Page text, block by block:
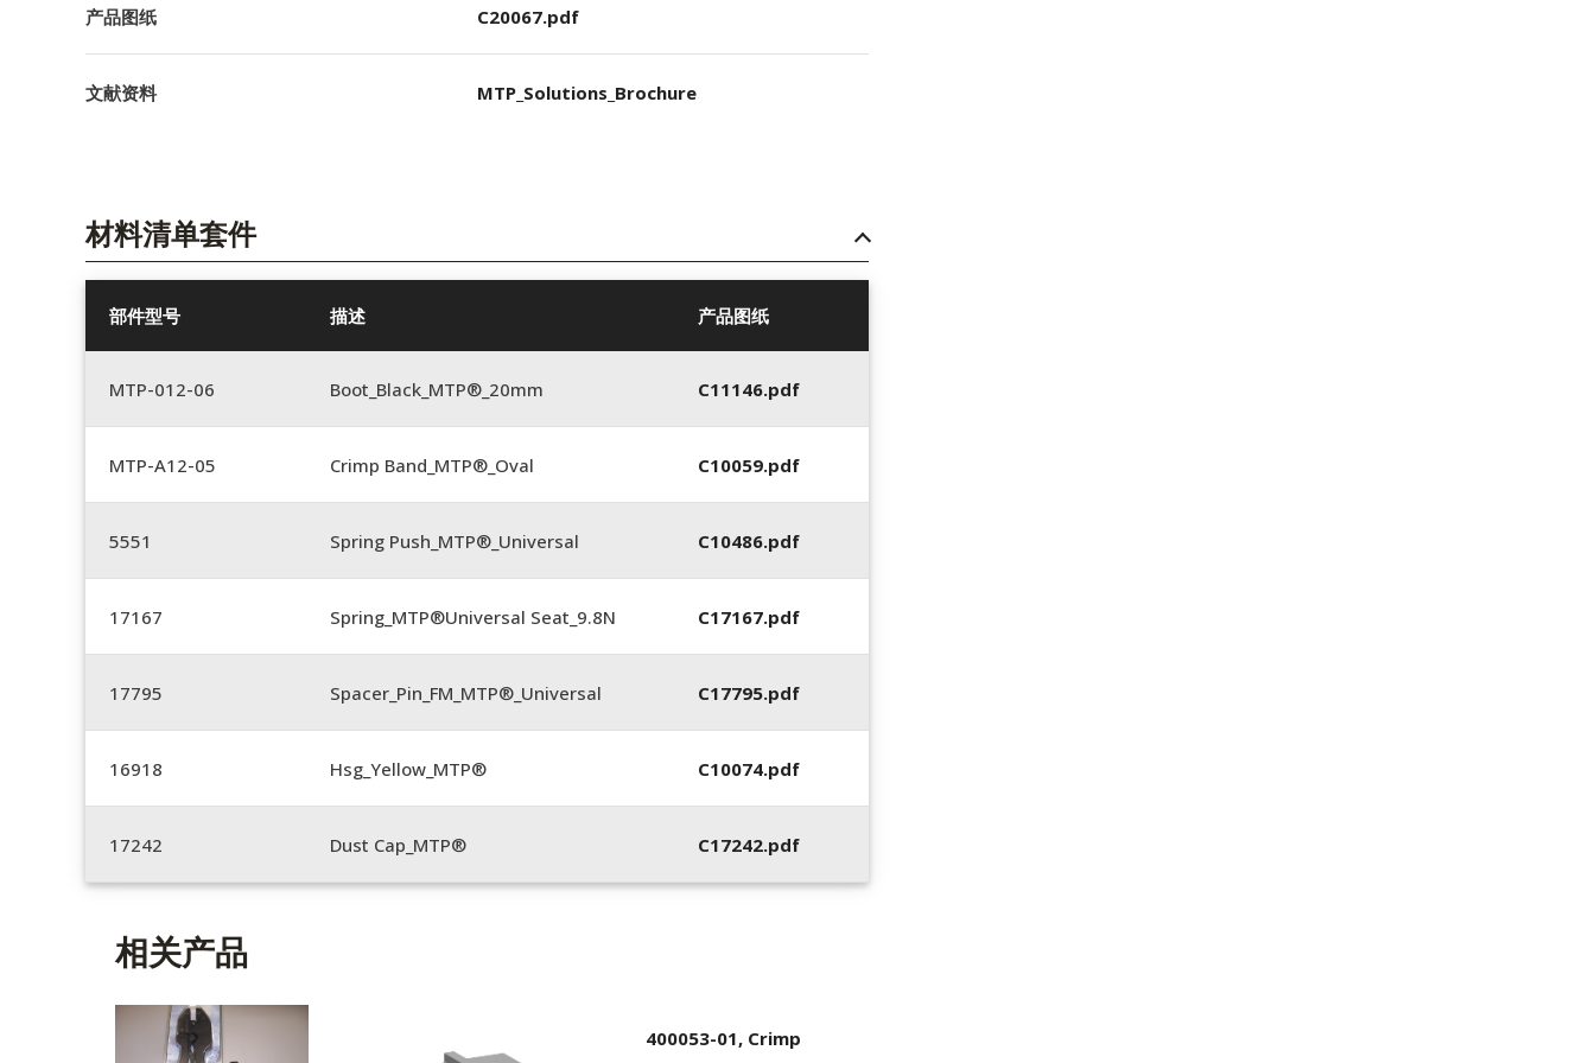
产品图纸 C20067.pdf
文献资料 MTP_Solutions_Brochure
材料清单套件
部件型号 描述 产品图纸
MTP-012-06 Boot_Black_MTP®_20mm C11146.pdf
MTP-A12-05 Crimp Band_MTP®_Oval C10059.pdf
5551 Spring Push_MTP®_Universal C10486.pdf
17167 Spring_MTP®Universal Seat_9.8N C17167.pdf
17795 Spacer_Pin_FM_MTP®_Universal C17795.pdf
16918 Hsg_Yellow_MTP® C10074.pdf
17242 Dust Cap_MTP® C17242.pdf
相关产品
400053-01, Crimp